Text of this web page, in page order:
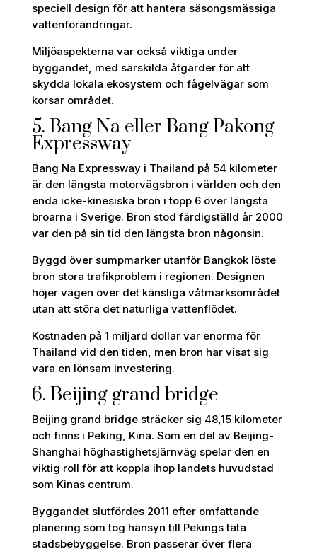
speciell design för att hantera säsongsmässiga
vattenförändringar.
Miljöaspekterna var också viktiga under
byggandet, med särskilda åtgärder för att
skydda lokala ekosystem och fågelvägar som
korsar området.
5. Bang Na eller Bang Pakong
Expressway
Bang Na Expressway i Thailand på 54 kilometer
är den längsta motorvägsbron i världen och den
enda icke-kinesiska bron i topp 6 över längsta
broarna i Sverige. Bron stod färdigställd år 2000
var den på sin tid den längsta bron någonsin.
Byggd över sumpmarker utanför Bangkok löste
bron stora trafikproblem i regionen. Designen
höjer vägen över det känsliga våtmarksområdet
utan att störa det naturliga vattenflödet.
Kostnaden på 1 miljard dollar var enorma för
Thailand vid den tiden, men bron har visat sig
vara en lönsam investering.
6. Beijing grand bridge
Beijing grand bridge sträcker sig 48,15 kilometer
och finns i Peking, Kina. Som en del av Beijing-
Shanghai höghastighetsjärnväg spelar den en
viktig roll för att koppla ihop landets huvudstad
som Kinas centrum.
Byggandet slutfördes 2011 efter omfattande
planering som tog hänsyn till Pekings täta
stadsbebyggelse. Bron passerar över flera